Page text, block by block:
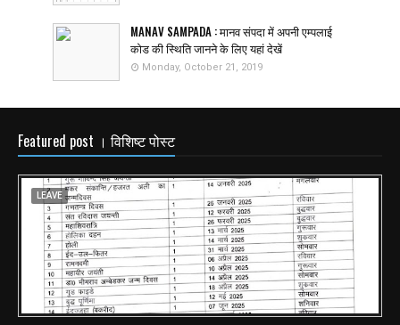
MANAV SAMPADA : मानव संपदा में अपनी एम्पलाई
कोड की स्थिति जानने के लिए यहां देखें
Monday, October 21, 2019
Featured post । विशिष्ट पोस्ट
LEAVE